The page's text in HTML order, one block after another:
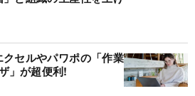
クセルやパワポの「作業
」が超便利!